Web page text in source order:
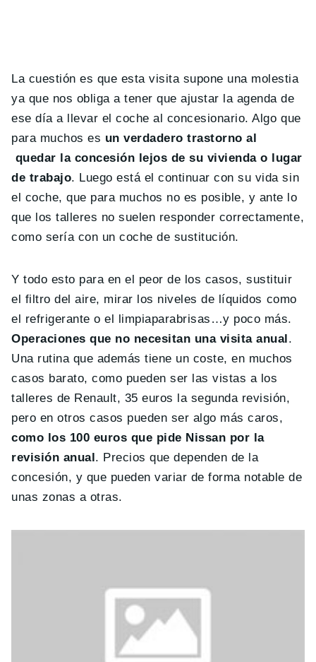
La cuestión es que esta visita supone una molestia
ya que nos obliga a tener que ajustar la agenda de
ese día a llevar el coche al concesionario. Algo que
para muchos es un verdadero trastorno al
quedar la concesión lejos de su vivienda o lugar
de trabajo. Luego está el continuar con su vida sin
el coche, que para muchos no es posible, y ante lo
que los talleres no suelen responder correctamente,
como sería con un coche de sustitución.
Y todo esto para en el peor de los casos, sustituir
el filtro del aire, mirar los niveles de líquidos como
el refrigerante o el limpiaparabrisas…y poco más.
Operaciones que no necesitan una visita anual .
Una rutina que además tiene un coste, en muchos
casos barato, como pueden ser las vistas a los
talleres de Renault, 35 euros la segunda revisión,
pero en otros casos pueden ser algo más caros,
como los 100 euros que pide Nissan por la
revisión anual . Precios que dependen de la
concesión, y que pueden variar de forma notable de
unas zonas a otras.